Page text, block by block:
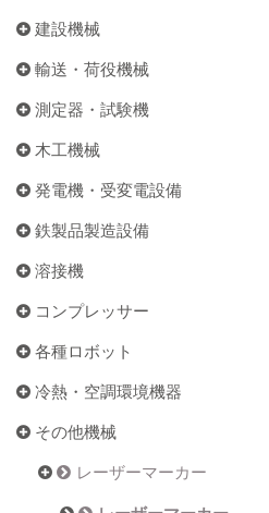
建設機械
輸送・荷役機械
測定器・試験機
木工機械
発電機・受変電設備
鉄製品製造設備
溶接機
コンプレッサー
各種ロボット
冷熱・空調環境機器
その他機械
レーザーマーカー